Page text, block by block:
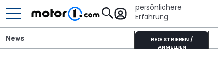
persönlichere
Erfahrung
REGISTRIEREN /
ANMELDEN
News